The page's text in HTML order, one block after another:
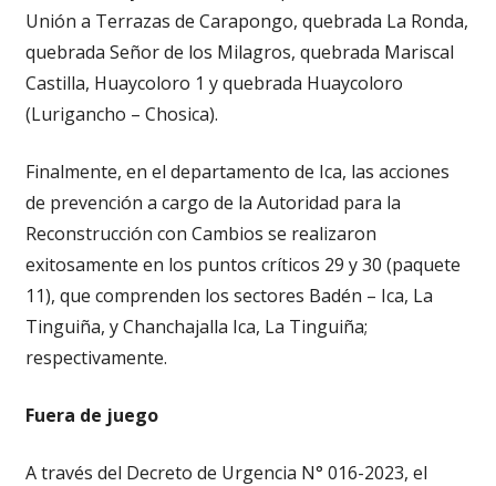
Unión a Terrazas de Carapongo, quebrada La Ronda,
quebrada Señor de los Milagros, quebrada Mariscal
Castilla, Huaycoloro 1 y quebrada Huaycoloro
(Lurigancho – Chosica).
Finalmente, en el departamento de Ica, las acciones
de prevención a cargo de la Autoridad para la
Reconstrucción con Cambios se realizaron
exitosamente en los puntos críticos 29 y 30 (paquete
11), que comprenden los sectores Badén – Ica, La
Tinguiña, y Chanchajalla Ica, La Tinguiña;
respectivamente.
Fuera de juego
A través del Decreto de Urgencia N° 016-2023, el